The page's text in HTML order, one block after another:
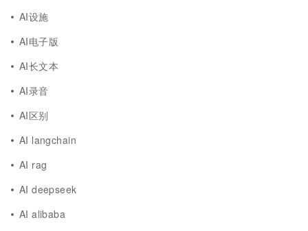
AI设施
AI电子版
AI长文本
AI录音
AI区别
AI langchain
AI rag
AI deepseek
AI alibaba